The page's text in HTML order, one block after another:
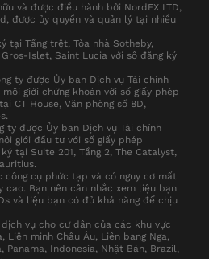
và được điều hành bởi NordFX LTD,
được ủy quyền và quản lý tại nhiều
tại Tầng trệt, Tòa nhà Sotheby,
Gros-Islet, Saint Lucia với số đăng ký
ty được Ủy ban Dịch vụ Tài chính
giới chứng khoán với số giấy phép
CT House, Văn phòng số 8D,
ty được Ủy ban Dịch vụ Tài chính
giới đầu tư với số giấy phép
tại Suite 201, Tầng 2, The Catalyst,
công cụ phức tạp và có nguy cơ mất
cao. Bạn nên cân nhắc xem liệu bạn
và liệu bạn có đủ khả năng để chịu
dịch vụ cho cư dân của các khu vực
Liên minh Châu Âu, Liên bang Nga,
Panama, Indonesia, Nhật Bản, Brazil,